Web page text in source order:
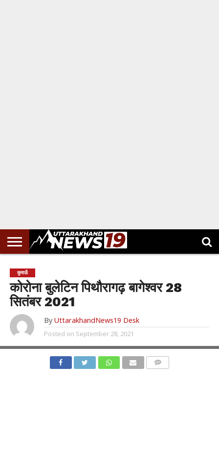
कुमाऊँ
कोरोना बुलेटिन पिथौरागढ़ बागेश्वर 28
सितंबर 2021
By UttarakhandNews19 Desk
Posted on September 28, 2021